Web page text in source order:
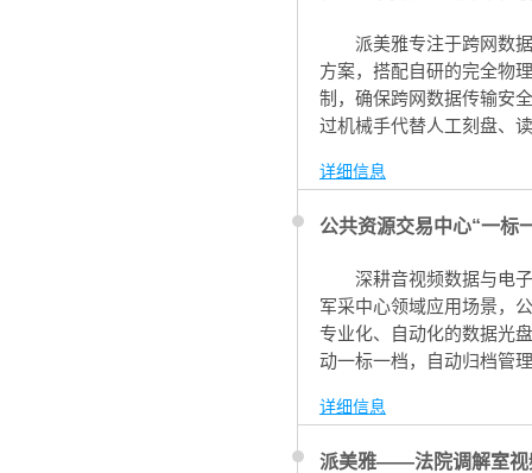
派美雅专注于跨网数
方案，搭配自研的完全物
制，确保跨网数据传输安
过机械手代替人工刻盘、
详细信息
公共资源交易中心“一标
深耕音视频数据与电
军采中心领域应用场景，
专业化、自动化的数据光
动一标一档，自动归档管
详细信息
派美雅——法院调解室视